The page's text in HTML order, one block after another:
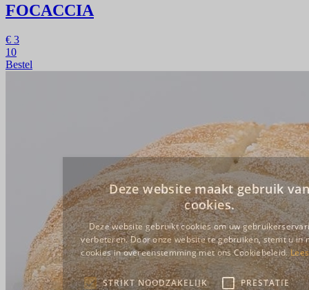
FOCACCIA
€ 3
10
Bestel